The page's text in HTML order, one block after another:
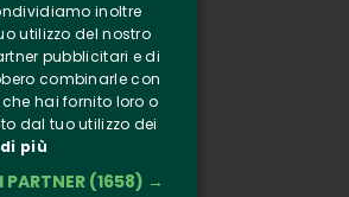
Clappit
Informazione
Seguici
Instagram
inoltre
utilizzo del nostro
pubblicitari e di
combinarle con
hai fornito loro o
dal tuo utilizzo dei
più
(1658) →